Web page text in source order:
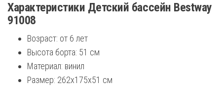
Характеристики Детский бассейн Bestway
91008
Возраст: от 6 лет
Высота борта: 51 см
Материал: винил
Размер: 262х175х51 см